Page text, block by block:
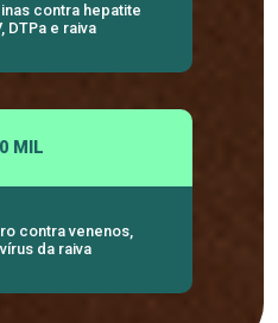
contra hepatite
DTPa e raiva
MIL
contra venenos,
da raiva